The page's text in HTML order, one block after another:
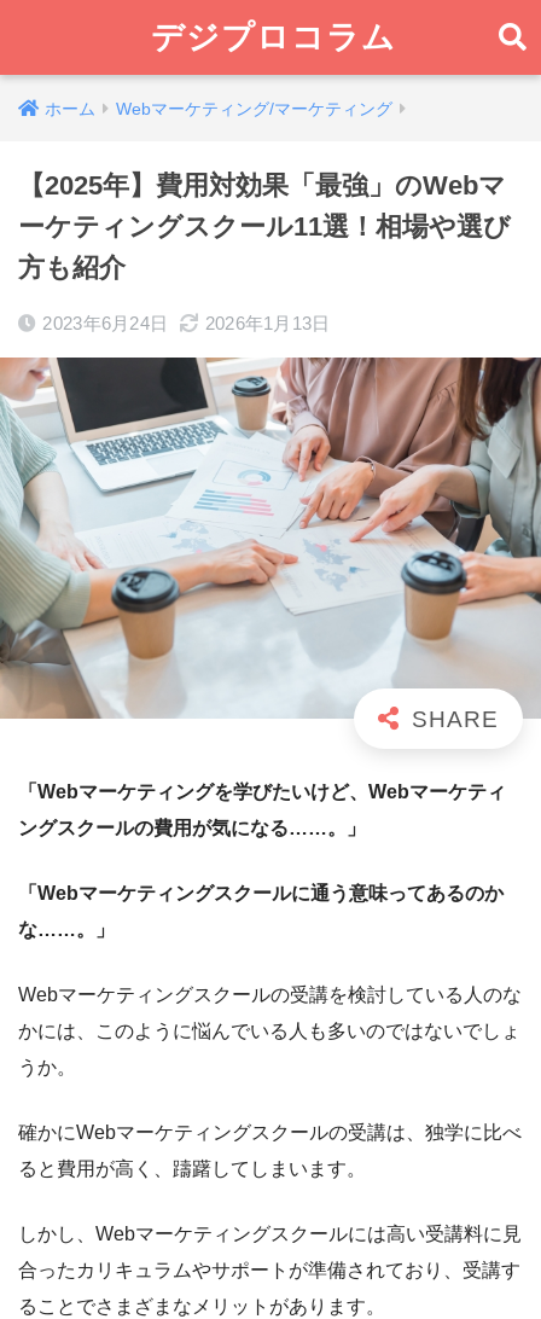
デジプロコラム
ホーム Webマーケティング/マーケティング
【2025年】費用対効果「最強」のWebマ
ーケティングスクール11選！相場や選び
方も紹介
2023年6月24日 2026年1月13日
「Webマーケティングを学びたいけど、Webマーケティ
ングスクールの費用が気になる……。」
「Webマーケティングスクールに通う意味ってあるのか
な……。」
Webマーケティングスクールの受講を検討している人のな
かには、このように悩んでいる人も多いのではないでしょ
うか。
確かにWebマーケティングスクールの受講は、独学に比べ
ると費用が高く、躊躇してしまいます。
しかし、Webマーケティングスクールには高い受講料に見
合ったカリキュラムやサポートが準備されており、受講す
ることでさまざまなメリットがあります。